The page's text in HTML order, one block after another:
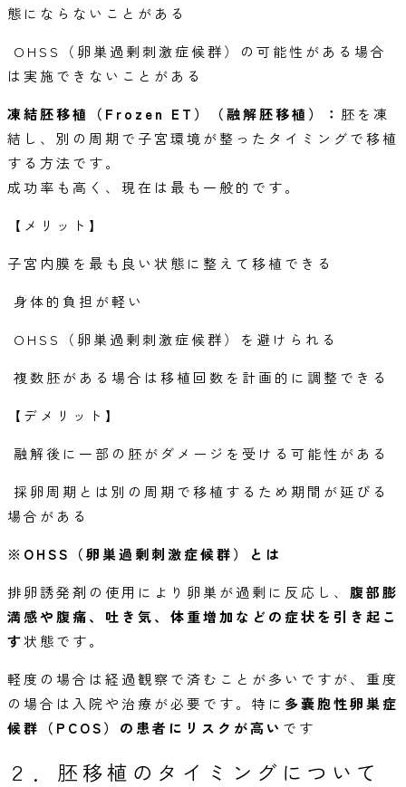
態にならないことがある
OHSS（卵巣過剰刺激症候群）の可能性がある場合
は実施できないことがある
凍結胚移植（Frozen ET）（融解胚移植）： 胚を凍
結し、別の周期で子宮環境が整ったタイミングで移植
する方法です。
成功率も高く、現在は最も一般的です。
【メリット】
子宮内膜を最も良い状態に整えて移植できる
身体的負担が軽い
OHSS（卵巣過剰刺激症候群）を避けられる
複数胚がある場合は移植回数を計画的に調整できる
【デメリット】
融解後に一部の胚がダメージを受ける可能性がある
採卵周期とは別の周期で移植するため期間が延びる
場合がある
※OHSS（卵巣過剰刺激症候群）とは
排卵誘発剤の使用により卵巣が過剰に反応し、 腹部膨
満感や腹痛、吐き気、体重増加などの症状を引き起こ
す状態です。
軽度の場合は経過観察で済むことが多いですが、重度
の場合は入院や治療が必要です。 特に 多嚢胞性卵巣症
候群（PCOS）の患者にリスクが高い です
２．胚移植のタイミングについて